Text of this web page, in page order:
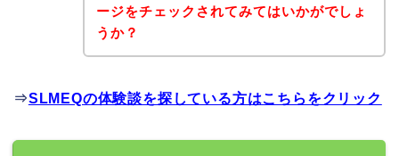
ージをチェックされてみてはいかがでしょ
うか？
⇒SLMEQの体験談を探している方はこちらをクリック